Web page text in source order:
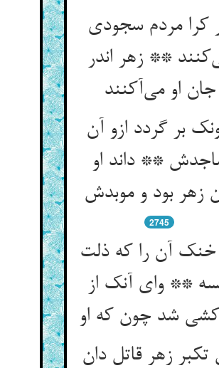
کرا مردم سجودی
** زهر اندر
جان او می‌آکنند
بر گردد ازو آن
** داند او
زهر بود و موبدش
2745
آن را که ذلت
** وای آنک از
شد چون که او
تکبر زهر قاتل دان